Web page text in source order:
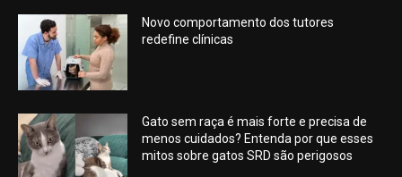
Novo comportamento dos tutores
redefine clínicas
Gato sem raça é mais forte e precisa de
menos cuidados? Entenda por que esses
mitos sobre gatos SRD são perigosos